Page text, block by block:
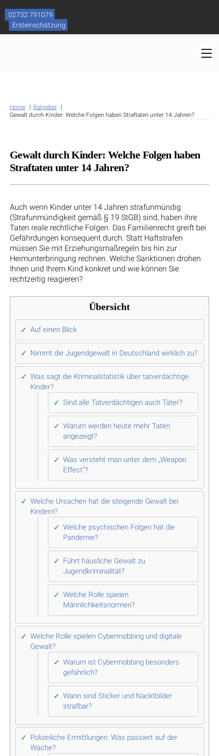
content
02732 791079
Ersteinschätzung
Home
Ratgeber
Gewalt durch Kinder: Welche Folgen haben Straftaten unter 14 Jahren?
Gewalt durch Kinder: Welche Folgen haben
Straftaten unter 14 Jahren?
Auch wenn Kinder unter 14 Jahren strafunmündig
(Strafunmündigkeit gemäß § 19 StGB) sind, haben ihre
Taten reale rechtliche Folgen. Das Familienrecht greift bei
Gefährdungen konsequent durch. Statt Haftstrafen
müssen Sie mit Erziehungsmaßregeln bis hin zur
Heimunterbringung rechnen. Welche Sanktionen drohen
Ihnen und Ihrem Kind konkret und wie können Sie
rechtzeitig reagieren?
Übersicht
Auf einen Blick
Nimmt die Jugendgewalt in Deutschland wirklich zu?
Was sagt die Kriminalstatistik über tatverdächtige
Kinder?
Sind alle Tatverdächtigen auch Täter?
Warum werden heute mehr Taten
angezeigt?
Was versteht man unter dem „Weapon
Effect“?
Welche Ursachen hat die steigende Gewalt bei
Kindern?
Welche psychischen Folgen hat die
Pandemie?
Führt häusliche Gewalt zu
Jugendkriminalität?
Welche Rolle spielen
Männlichkeitsnormen?
Welche Rolle spielen Cybermobbing und digitale
Gewalt?
Warum ist Cybermobbing besonders
gefährlich?
Wann sind Sticker und Nacktbilder
strafbar?
Polizeiliche Ermittlungen: Was passiert auf der
Wache?